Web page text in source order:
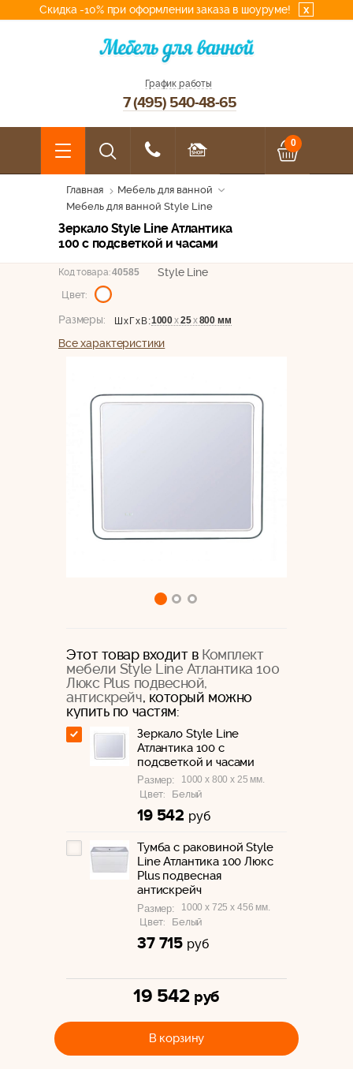
Скидка -10% при оформлении заказа в шоуруме! x
График работы
7 (495) 540-48-65
0
Главная
Мебель для ванной
Мебель для ванной Style Line
Зеркало Style Line Атлантика
100 с подсветкой и часами
Код товара: 40585 Style Line
Цвет:
Размеры: ШхГхВ:1000х25х800 мм
Все характеристики
Этот товар входит в Комплект
мебели Style Line Атлантика 100
Люкс Plus подвесной,
антискрейч, который можно
купить по частям:
Зеркало Style Line
Атлантика 100 с
подсветкой и часами
Размер: 1000 x 800 x 25 мм.
Цвет: Белый
19 542 руб
Тумба с раковиной Style
Line Атлантика 100 Люкс
Plus подвесная
антискрейч
Размер: 1000 x 725 x 456 мм.
Цвет: Белый
37 715 руб
19 542 руб
В корзину